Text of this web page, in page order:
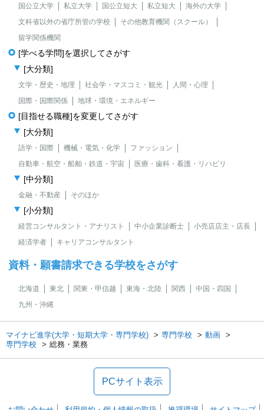
国公立大学 私立大学 国公立短大 私立短大
海外の大学
文科省以外の省庁所管の学校
その他教育機関（スクール）
留学関係機関
[学べる学問]を選択してさがす
[大分類]
文学・歴史・地理 社会学・マスコミ・観光
人間・心理
国際・国際関係
地球・環境・エネルギー
[目指せる職種]を変更してさがす
[大分類]
語学・国際 機械・電気・化学
ファッション
自動車・航空・船舶・鉄道・宇宙
医療・歯科・看護・リハビリ
[中分類]
金融・不動産 そのほか
[小分類]
経営コンサルタント・アナリスト 中小企業診断士
小売店店主・店長
経済学者
キャリアコンサルタント
資料・願書請求できる学校をさがす
北海道 東北 関東・甲信越 東海・北陸 関西
中国・四国
九州・沖縄
マイナビ進学(大学・短期大学・専門学校) 専門学校
動画
専門学校
総務・業務
PCサイト表示